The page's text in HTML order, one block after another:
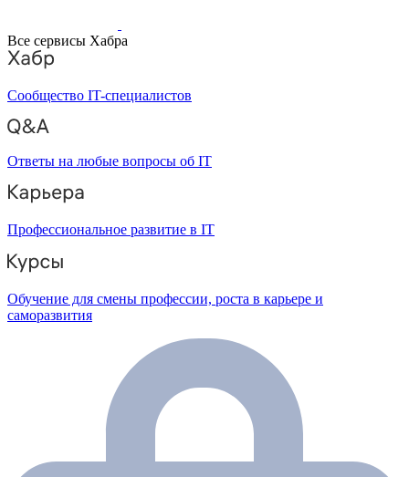
Все сервисы Хабра
Сообщество IT-специалистов
Ответы на любые вопросы об IT
Профессиональное развитие в IT
Обучение для смены профессии, роста в карьере и
саморазвития